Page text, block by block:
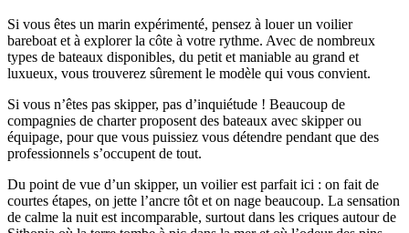
Si vous êtes un marin expérimenté, pensez à louer un voilier
bareboat et à explorer la côte à votre rythme. Avec de nombreux
types de bateaux disponibles, du petit et maniable au grand et
luxueux, vous trouverez sûrement le modèle qui vous convient.
Si vous n’êtes pas skipper, pas d’inquiétude ! Beaucoup de
compagnies de charter proposent des bateaux avec skipper ou
équipage, pour que vous puissiez vous détendre pendant que des
professionnels s’occupent de tout.
Du point de vue d’un skipper, un voilier est parfait ici : on fait de
courtes étapes, on jette l’ancre tôt et on nage beaucoup. La sensation
de calme la nuit est incomparable, surtout dans les criques autour de